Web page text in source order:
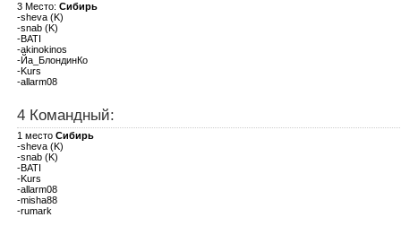
3 Место: Сибирь
-sheva (K)
-snab (K)
-BATI
-akinokinos
-Йа_БлондинКо
-Kurs
-allarm08
4 Командный:
1 место Сибирь
-sheva (K)
-snab (K)
-BATI
-Kurs
-allarm08
-misha88
-rumark